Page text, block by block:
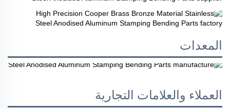
المعدات
العملاء والعلامات التجارية